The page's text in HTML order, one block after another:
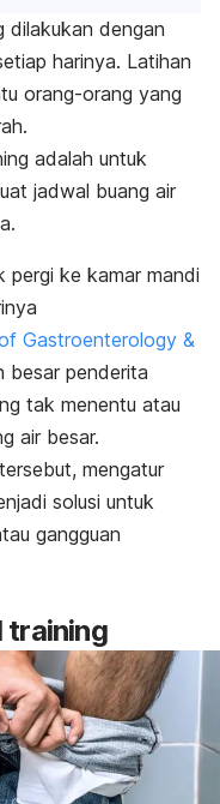
dilakukan dengan
harinya. Latihan
orang-orang yang
adalah untuk
jadwal buang air
pergi ke kamar mandi
Gastroenterology &
besar penderita
tak menentu atau
air besar.
mengatur
solusi untuk
gangguan
training